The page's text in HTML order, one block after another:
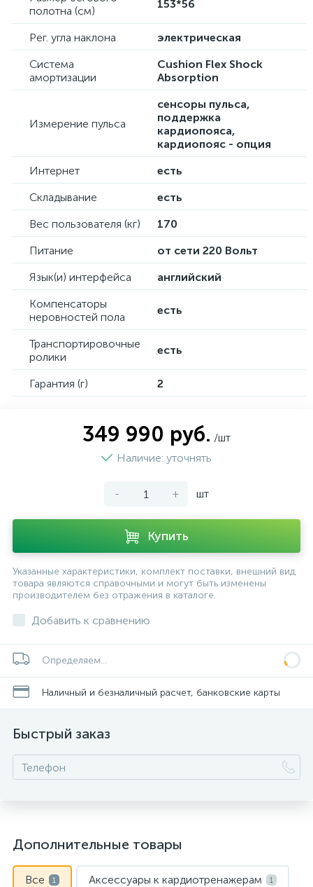
полотна (см)
153*56
Рег. угла наклона
электрическая
Система
амортизации
Cushion Flex Shock
Absorption
Измерение пульса
сенсоры пульса,
поддержка
кардиопояса,
кардиопояс - опция
Интернет
есть
Складывание
есть
Вес пользователя (кг)
170
Питание
от сети 220 Вольт
Язык(и) интерфейса
английский
Компенсаторы
неровностей пола
есть
Транспортировочные
ролики
есть
Гарантия (г) 2
349 990 руб. /шт
Наличие: уточнять
- + шт
Купить
Указанные характеристики, комплект поставки, внешний вид
товара являются справочными и могут быть изменены
производителем без отражения в каталоге.
Добавить к сравнению
Определяем...
Наличный и безналичный расчет, банковские карты
Быстрый заказ
Дополнительные товары
Все 1 Аксессуары к кардиотренажерам 1